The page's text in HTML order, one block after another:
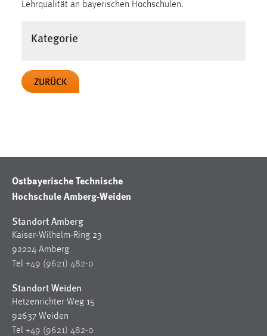
Lehrqualität an bayerischen Hochschulen.
Kategorie
ZURÜCK
Ostbayerische Technische
Hochschule Amberg-Weiden
Standort Amberg
Kaiser-Wilhelm-Ring 23
92224 Amberg
Tel +49 (9621) 482-0
Standort Weiden
Hetzenrichter Weg 15
92637 Weiden
Tel +49 (9621) 482-0
STATISTIK
Statistik Cookies erfassen Informationen anonym.
Name:
Zugriffsstatistik
Cookie Laufzeit:
Max. 13 Monate
MARKETING
Marketing Cookies werden von Drittanbietern